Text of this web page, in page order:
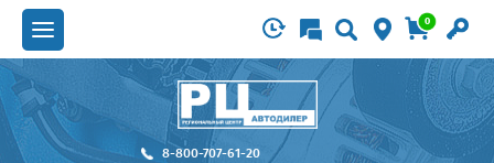
0
8-800-707-61-20